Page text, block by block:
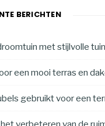
BERICHTEN
met stijlvolle
een mooi terras en
gebruikt voor een